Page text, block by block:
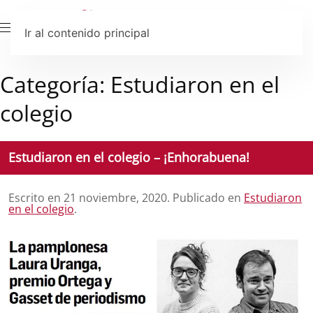
Ir al contenido principal
Categoría: Estudiaron en el
colegio
Estudiaron en el colegio – ¡Enhorabuena!
Escrito en 21 noviembre, 2020. Publicado en Estudiaron
en el colegio.